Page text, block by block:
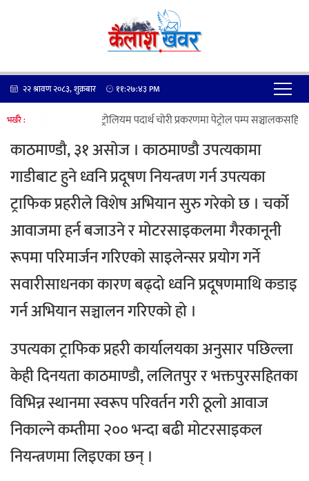
२२ श्रावण २०८३, शुक्रबार ११:२७:४३PM
भर्खरै : पेट्रोलियम पदार्थ चोरी प्रकरणमा पेट्रोल पम्प सञ्चालकसहित
काठमाण्डौ, ३१ असाेज । काठमाण्डौ उपत्यकामा
गाडीबाट हुने ध्वनि प्रदूषण नियन्त्रण गर्न उपत्यका
ट्राफिक प्रहरीले विशेष अभियान सुरु गरेको छ । चर्को
आवाजमा हर्न बजाउने र मोटरसाइकलमा गैरकानूनी
रूपमा परिमार्जन गरिएको साइलेन्सर प्रयोग गर्ने
सवारीसाधनका कारण बढ्दो ध्वनि प्रदूषणमाथि कडाइ
गर्न अभियान सञ्चालन गरिएको हो ।
उपत्यका ट्राफिक प्रहरी कार्यालयका अनुसार पछिल्ला
केही दिनयता काठमाण्डौ, ललितपुर र भक्तपुरसहितका
विभिन्न स्थानमा स्वरूप परिवर्तन गरी ठूलो आवाज
निकाल्ने कम्तीमा २०० भन्दा बढी मोटरसाइकल
नियन्त्रणमा लिइएका छन् ।